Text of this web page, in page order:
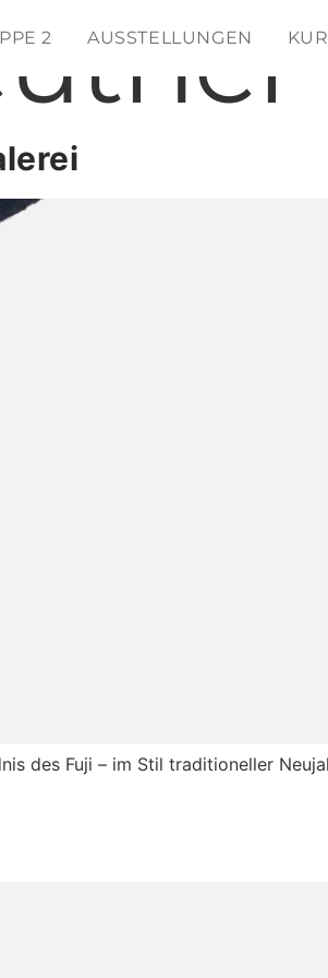
2 AUSSTELLUNGEN
des Fuji – im Stil traditioneller